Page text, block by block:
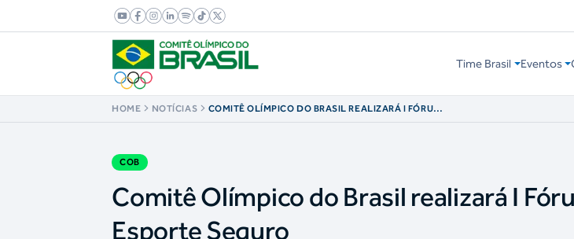
Time Brasil Eventos
HOME NOTÍCIAS
COMITÊ OLÍMPICO DO BRASIL REALIZARÁ I FÓRUM
COB
Comitê Olímpico do Brasil realizará I
Esporte Seguro